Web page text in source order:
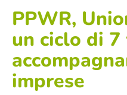
PPWR,
un ciclo di
imprese